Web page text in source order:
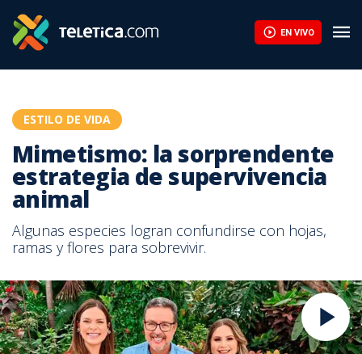
EN VIVO
ESTILO DE VIDA
Mimetismo: la sorprendente
estrategia de supervivencia
animal
Algunas especies logran confundirse con hojas,
ramas y flores para sobrevivir.